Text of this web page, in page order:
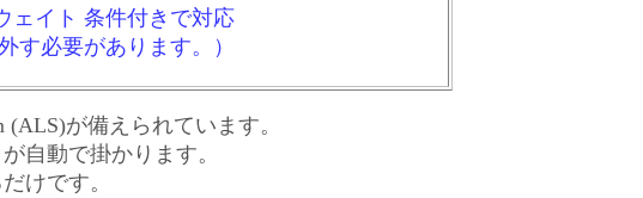
イト 条件付きで対応
す必要があります。）
(ALS)が備えられています。
自動で掛かります。
けです。